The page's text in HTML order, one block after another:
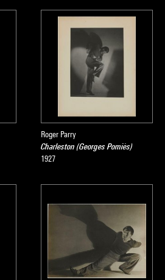
Roger Parry
Charleston (Georges Pomiès)
1927